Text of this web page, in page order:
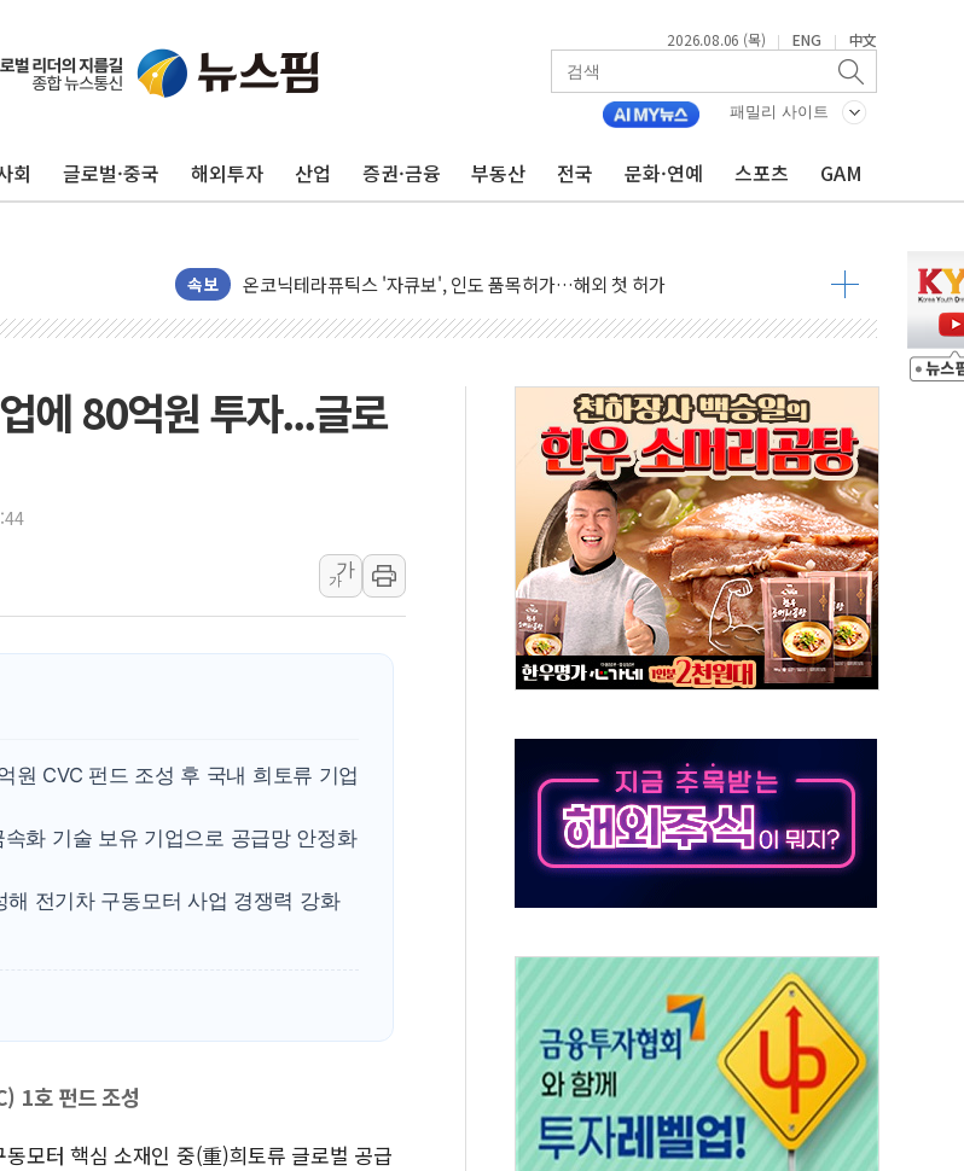
2026.08.06 (목) | ENG | 中文
패밀리 사이트
회 글로벌·중국 해외투자 산업 증권·금융 부동산 전국 문화·연예 스포츠 GAM
속보
LG전자, IFA 2026서 '차세대 AI 홈' 비전 공개
'SSD 프리미엄' 놓친 SK하이닉스, 솔리다임 띄운다
李대통령 "기후재난 뉴노멀…주거·전력 인프라 개선 예산 반영 검토"
오세훈 "서민 전·월세 외면한 세제개편"…용산공원 훼손 안 돼
온코닉테라퓨틱스 '자큐보', 인도 품목허가…해외 첫 허가
오세훈 '여론조사 대납' 항소심 21일 첫 공판…1심은 시장직 상실형
'檢 합수본 참여' 여부 논란...법조계 "법적근거 없어, 위법수집증거 가능성"
中 '항생제 개구리' 파장 확산, 식품안전 점검 강화
'엔화 방어 공조'라는 이름의 베선트식 QE..."연준에 부담 가중"
청와대 "조희대 대법원장 탄핵 공감, 사실 아니다…대법관 신속 제청 해야"
폭염 이어지는 서울... 39도 기록
李대통령 "40도 폭염, 외신에서나 보던 일"…전방위 대응 지시
법무법인 YK, 교정위원 중앙협의회와 맞손…수용자·가족 법률지원 확대
컴투스, 8일부터 서머너즈 워 챔피언십 개최
에 80억원 투자...글로
가
가
원 CVC 펀드 조성 후 국내 희토류 기업
화 기술 보유 기업으로 공급망 안정화
전기차 구동모터 사업 경쟁력 강화
1호 펀드 조성
모터 핵심 소재인 중(重)희토류 글로벌 공급